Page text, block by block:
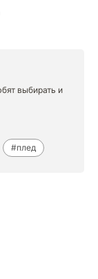
выбирать и
#плед